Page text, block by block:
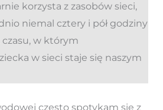
korzysta z zasobów sieci,
niemal cztery i pół godziny
czasu, w którym
w sieci staje się naszym
często spotykam się z